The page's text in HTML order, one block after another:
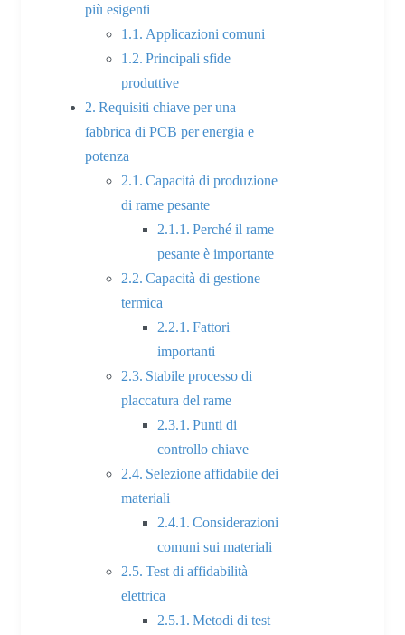
più esigenti
Applicazioni comuni
Principali sfide
produttive
Requisiti chiave per una
fabbrica di PCB per energia e
potenza
Capacità di produzione
di rame pesante
Perché il rame
pesante è importante
Capacità di gestione
termica
Fattori
importanti
Stabile processo di
placcatura del rame
Punti di
controllo chiave
Selezione affidabile dei
materiali
Considerazioni
comuni sui materiali
Test di affidabilità
elettrica
Metodi di test